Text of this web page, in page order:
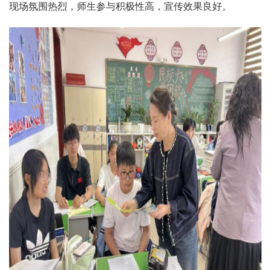
现场氛围热烈，师生参与积极性高，宣传效果良好。